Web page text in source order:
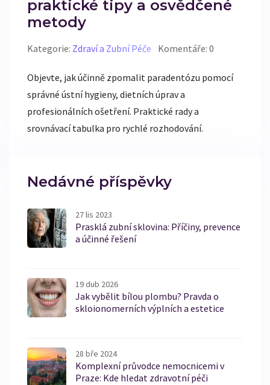
praktické tipy a osvědčené
metody
Kategorie: Zdraví a Zubní Péče Komentáře: 0
Objevte, jak účinně zpomalit paradentózu pomocí
správné ústní hygieny, dietních úprav a
profesionálních ošetření. Praktické rady a
srovnávací tabulka pro rychlé rozhodování.
Nedávné příspěvky
27 lis 2023
Prasklá zubní sklovina: Příčiny, prevence
a účinné řešení
19 dub 2026
Jak vybělit bílou plombu? Pravda o
skloionomerních výplních a estetice
28 bře 2024
Komplexní průvodce nemocnicemi v
Praze: Kde hledat zdravotní péči